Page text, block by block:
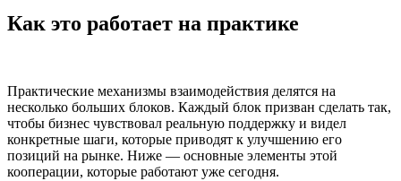
Как это работает на практике
Практические механизмы взаимодействия делятся на
несколько больших блоков. Каждый блок призван сделать так,
чтобы бизнес чувствовал реальную поддержку и видел
конкретные шаги, которые приводят к улучшению его
позиций на рынке. Ниже — основные элементы этой
кооперации, которые работают уже сегодня.